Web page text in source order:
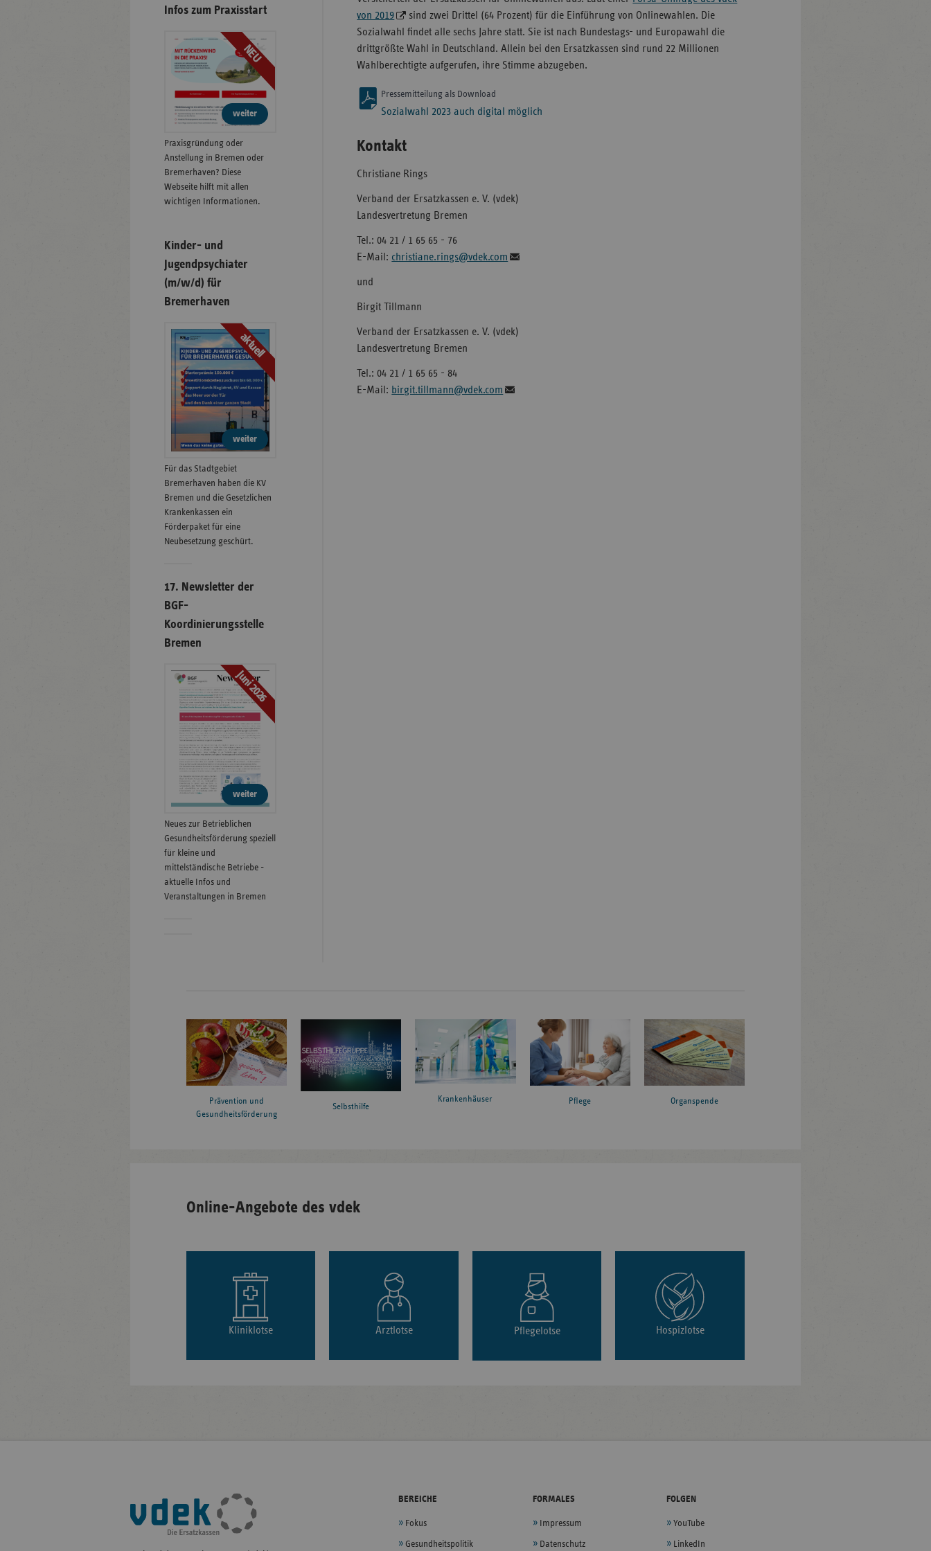
von 2019
sind zwei Drittel (64 Prozent) für die Einführung von Onlinewahlen. Die
Sozialwahl findet alle sechs Jahre statt. Sie ist nach Bundestags- und Europawahl die
drittgrößte Wahl in Deutschland. Allein bei den Ersatzkassen sind rund 22 Millionen
Wahlberechtigte aufgerufen, ihre Stimme abzugeben.
Pressemitteilung als Download
Sozialwahl 2023 auch digital möglich
Kontakt
Christiane Rings
Verband der Ersatzkassen e. V. (vdek)
Landesvertretung Bremen
Tel.: 04 21 / 1 65 65 - 76
E-Mail: christiane.rings@vdek.com
und
Birgit Tillmann
Verband der Ersatzkassen e. V. (vdek)
Landesvertretung Bremen
Tel.: 04 21 / 1 65 65 - 84
E-Mail: birgit.tillmann@vdek.com
Infos zum Praxisstart
NEU
weiter
Praxisgründung oder
Anstellung in Bremen oder
Bremerhaven? Diese
Webseite hilft mit allen
wichtigen Informationen.
Kinder- und
Jugendpsychiater
(m/w/d) für
Bremerhaven
aktuell
weiter
Für das Stadtgebiet
Bremerhaven haben die KV
Bremen und die Gesetzlichen
Krankenkassen ein
Förderpaket für eine
Neubesetzung geschürt.
17. Newsletter der
BGF-
Koordinierungsstelle
Bremen
Juni 2026
weiter
Neues zur Betrieblichen
Gesundheitsförderung speziell
für kleine und
mittelständische Betriebe -
aktuelle Infos und
Veranstaltungen in Bremen
Prävention und
Gesundheitsförderung
Selbsthilfe
Krankenhäuser Pflege Organspende
Online-Angebote des vdek
Kliniklotse Arztlotse Pflegelotse Hospizlotse
Fußleisten-
Navigation
BEREICHE
Fokus
Gesundheitspolitik
FORMALES
Impressum
Datenschutz
FOLGEN
YouTube
LinkedIn